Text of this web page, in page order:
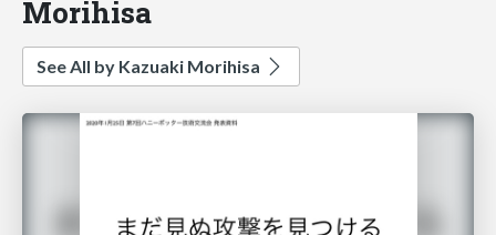
Morihisa
See All by Kazuaki Morihisa